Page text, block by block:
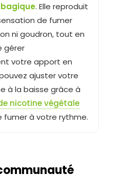
. Elle reproduit
de fumer
ni goudron, tout en
gérer
votre apport en
ajuster votre
à la baisse grâce à
nicotine végétale
fumer à votre rythme.